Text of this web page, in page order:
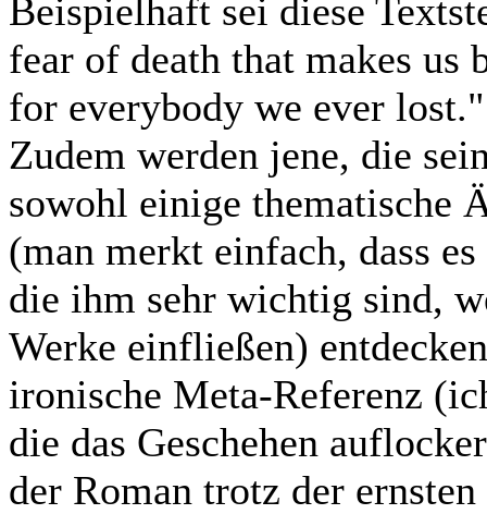
Beispielhaft sei diese
fear of death that makes
for everybody we ever
Zudem werden jene, die
sowohl einige thematische
(man merkt einfach, dass
die ihm sehr wichtig sind,
Werke einfließen)
ironische Meta-Referenz
die das Geschehen
der Roman trotz der